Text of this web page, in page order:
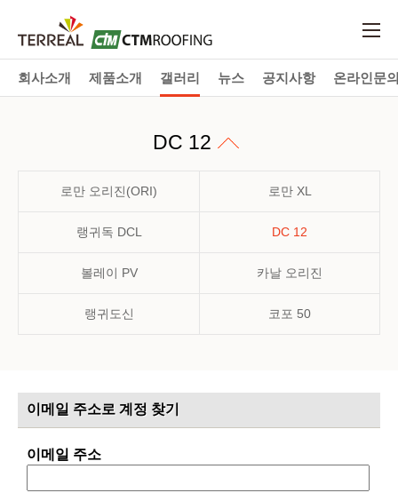
회사소개 제품소개 갤러리 뉴스 공지사항 온라인문
DC 12
로만 오리진(ORI) 로만 XL
랭귀독 DCL DC 12
볼레이 PV 카날 오리진
랭귀도신 코포 50
이메일 주소로 계정 찾기
이메일 주소